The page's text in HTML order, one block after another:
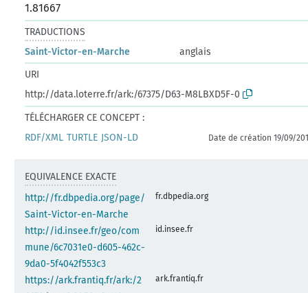
1.81667
TRADUCTIONS
Saint-Victor-en-Marche
anglais
URI
http://data.loterre.fr/ark:/67375/D63-M8LBXD5F-0
TÉLÉCHARGER CE CONCEPT :
RDF/XML TURTLE JSON-LD Date de création 19/09/
EQUIVALENCE EXACTE
http://fr.dbpedia.org/page/
Saint-Victor-en-Marche
fr.dbpedia.org
http://id.insee.fr/geo/com
mune/6c7031e0-d605-462c-
9da0-5f4042f553c3
id.insee.fr
https://ark.frantiq.fr/ark:/2
ark.frantiq.fr